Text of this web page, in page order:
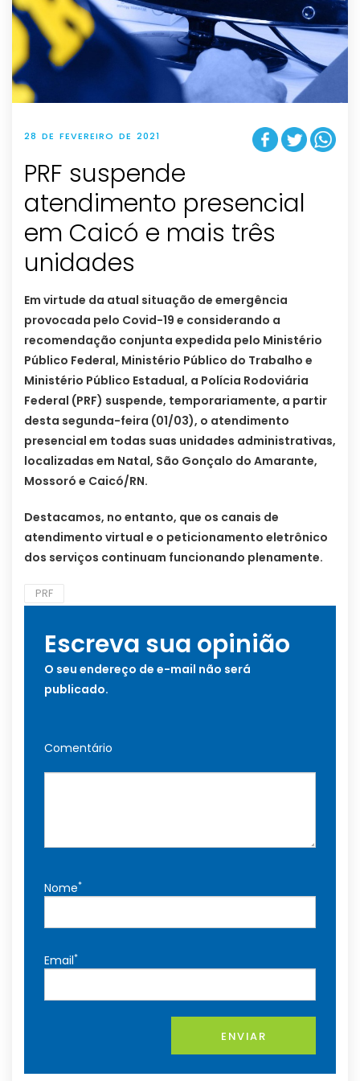
28 DE FEVEREIRO DE 2021
PRF suspende
atendimento presencial
em Caicó e mais três
unidades
Em virtude da atual situação de emergência
provocada pelo Covid-19 e considerando a
recomendação conjunta expedida pelo Ministério
Público Federal, Ministério Público do Trabalho e
Ministério Público Estadual, a Polícia Rodoviária
Federal (PRF) suspende, temporariamente, a partir
desta segunda-feira (01/03), o atendimento
presencial em todas suas unidades administrativas,
localizadas em Natal, São Gonçalo do Amarante,
Mossoró e Caicó/RN.
Destacamos, no entanto, que os canais de
atendimento virtual e o peticionamento eletrônico
dos serviços continuam funcionando plenamente.
PRF
Escreva sua opinião
O seu endereço de e-mail não será
publicado.
Comentário
Nome*
Email*
ENVIAR